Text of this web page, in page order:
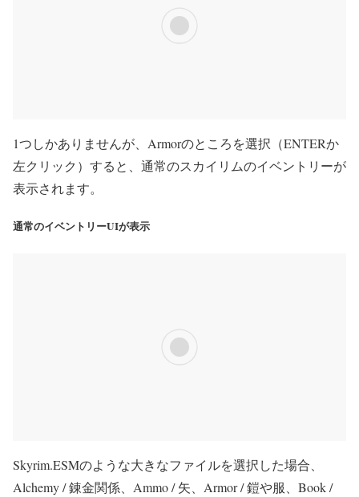
1つしかありませんが、Armorのところを選択（ENTERか
左クリック）すると、通常のスカイリムのイベントリーが
表示されます。
通常のイベントリーUIが表示
Skyrim.ESMのような大きなファイルを選択した場合、
Alchemy / 錬金関係、Ammo / 矢、Armor / 鎧や服、Book /